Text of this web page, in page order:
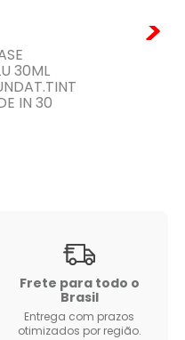
Frete para todo o
Brasil
Entrega com prazos
otimizados por região.